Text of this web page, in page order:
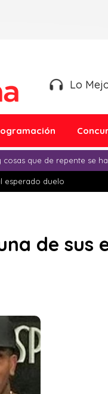
Lo
que de repente se
esperado duelo
de sus